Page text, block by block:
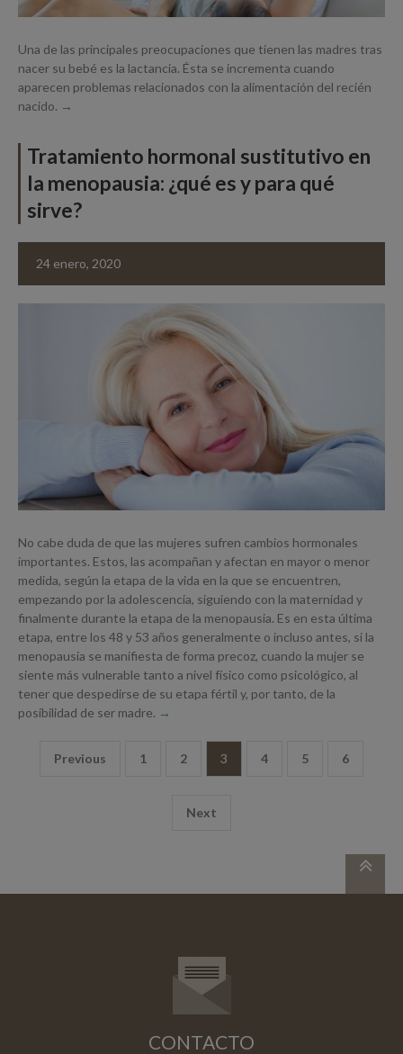
Una de las principales preocupaciones que tienen las madres tras
nacer su bebé es la lactancia. Ésta se incrementa cuando
aparecen problemas relacionados con la alimentación del recién
nacido.
Tratamiento hormonal sustitutivo en
la menopausia: ¿qué es y para qué
sirve?
24 enero, 2020
No cabe duda de que las mujeres sufren cambios hormonales
importantes. Estos, las acompañan y afectan en mayor o menor
medida, según la etapa de la vida en la que se encuentren,
empezando por la adolescencia, siguiendo con la maternidad y
finalmente durante la etapa de la menopausia. Es en esta última
etapa, entre los 48 y 53 años generalmente o incluso antes, si la
menopausia se manifiesta de forma precoz, cuando la mujer se
siente más vulnerable tanto a nivel físico como psicológico, al
tener que despedirse de su etapa fértil y, por tanto, de la
posibilidad de ser madre.
Previous 1 2 3 4 5 6
Next
CONTACTO